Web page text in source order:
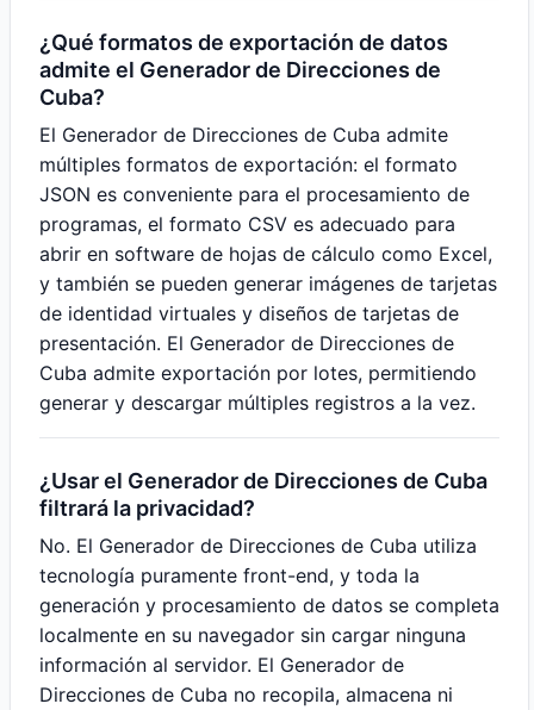
¿Qué formatos de exportación de datos
admite el Generador de Direcciones de
Cuba?
El Generador de Direcciones de Cuba admite
múltiples formatos de exportación: el formato
JSON es conveniente para el procesamiento de
programas, el formato CSV es adecuado para
abrir en software de hojas de cálculo como Excel,
y también se pueden generar imágenes de tarjetas
de identidad virtuales y diseños de tarjetas de
presentación. El Generador de Direcciones de
Cuba admite exportación por lotes, permitiendo
generar y descargar múltiples registros a la vez.
¿Usar el Generador de Direcciones de Cuba
filtrará la privacidad?
No. El Generador de Direcciones de Cuba utiliza
tecnología puramente front-end, y toda la
generación y procesamiento de datos se completa
localmente en su navegador sin cargar ninguna
información al servidor. El Generador de
Direcciones de Cuba no recopila, almacena ni